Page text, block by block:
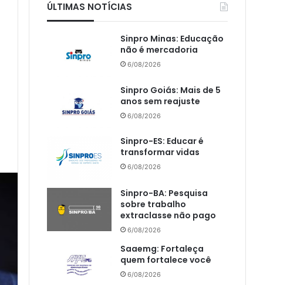
ÚLTIMAS NOTÍCIAS
Sinpro Minas: Educação
não é mercadoria
6/08/2026
Sinpro Goiás: Mais de 5
anos sem reajuste
6/08/2026
Sinpro-ES: Educar é
transformar vidas
6/08/2026
Sinpro-BA: Pesquisa
sobre trabalho
extraclasse não pago
6/08/2026
Saaemg: Fortaleça
quem fortalece você
6/08/2026